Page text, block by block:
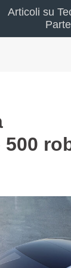
Articoli su
500